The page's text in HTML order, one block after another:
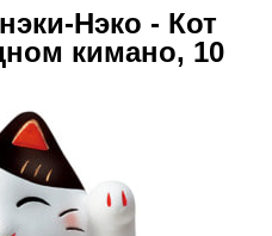
Нэко - Кот
кимано, 10